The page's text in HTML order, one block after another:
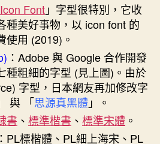
Font」字型很特別，它收
種美好事物，以 icon font 的
使用 (2019)。
：Adobe 與 Google 合作開發
種粗細的字型 (見上圖)。由於
字型，日本網友再加修改字
與 「思源真黑體 」。
書 、 標準楷書 、 標準宋體 。
：PL標楷體、PL細上海宋、PL